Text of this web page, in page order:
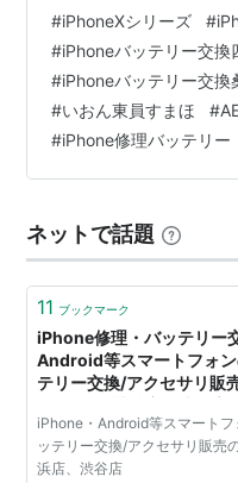
！ 交通の便が良いため
ど 他府県からのご来店
iPhoneXSバッテリー交
ります、『『 スマート
iPhoneXS…
#iPhoneXシリーズ #
#iPhoneバッテリー交換
#iPhoneバッテリー交換
#いおん東員すまほ #
#iPhone修理バッテリー
ネットで話題
11 ブックマーク
iPhone修理・バッテリー
Android等スマートフォ
テリー交換/アクセサリ販
iPhone・Android等スマート
ッテリー交換/アクセサリ販売
浜店、渋谷店